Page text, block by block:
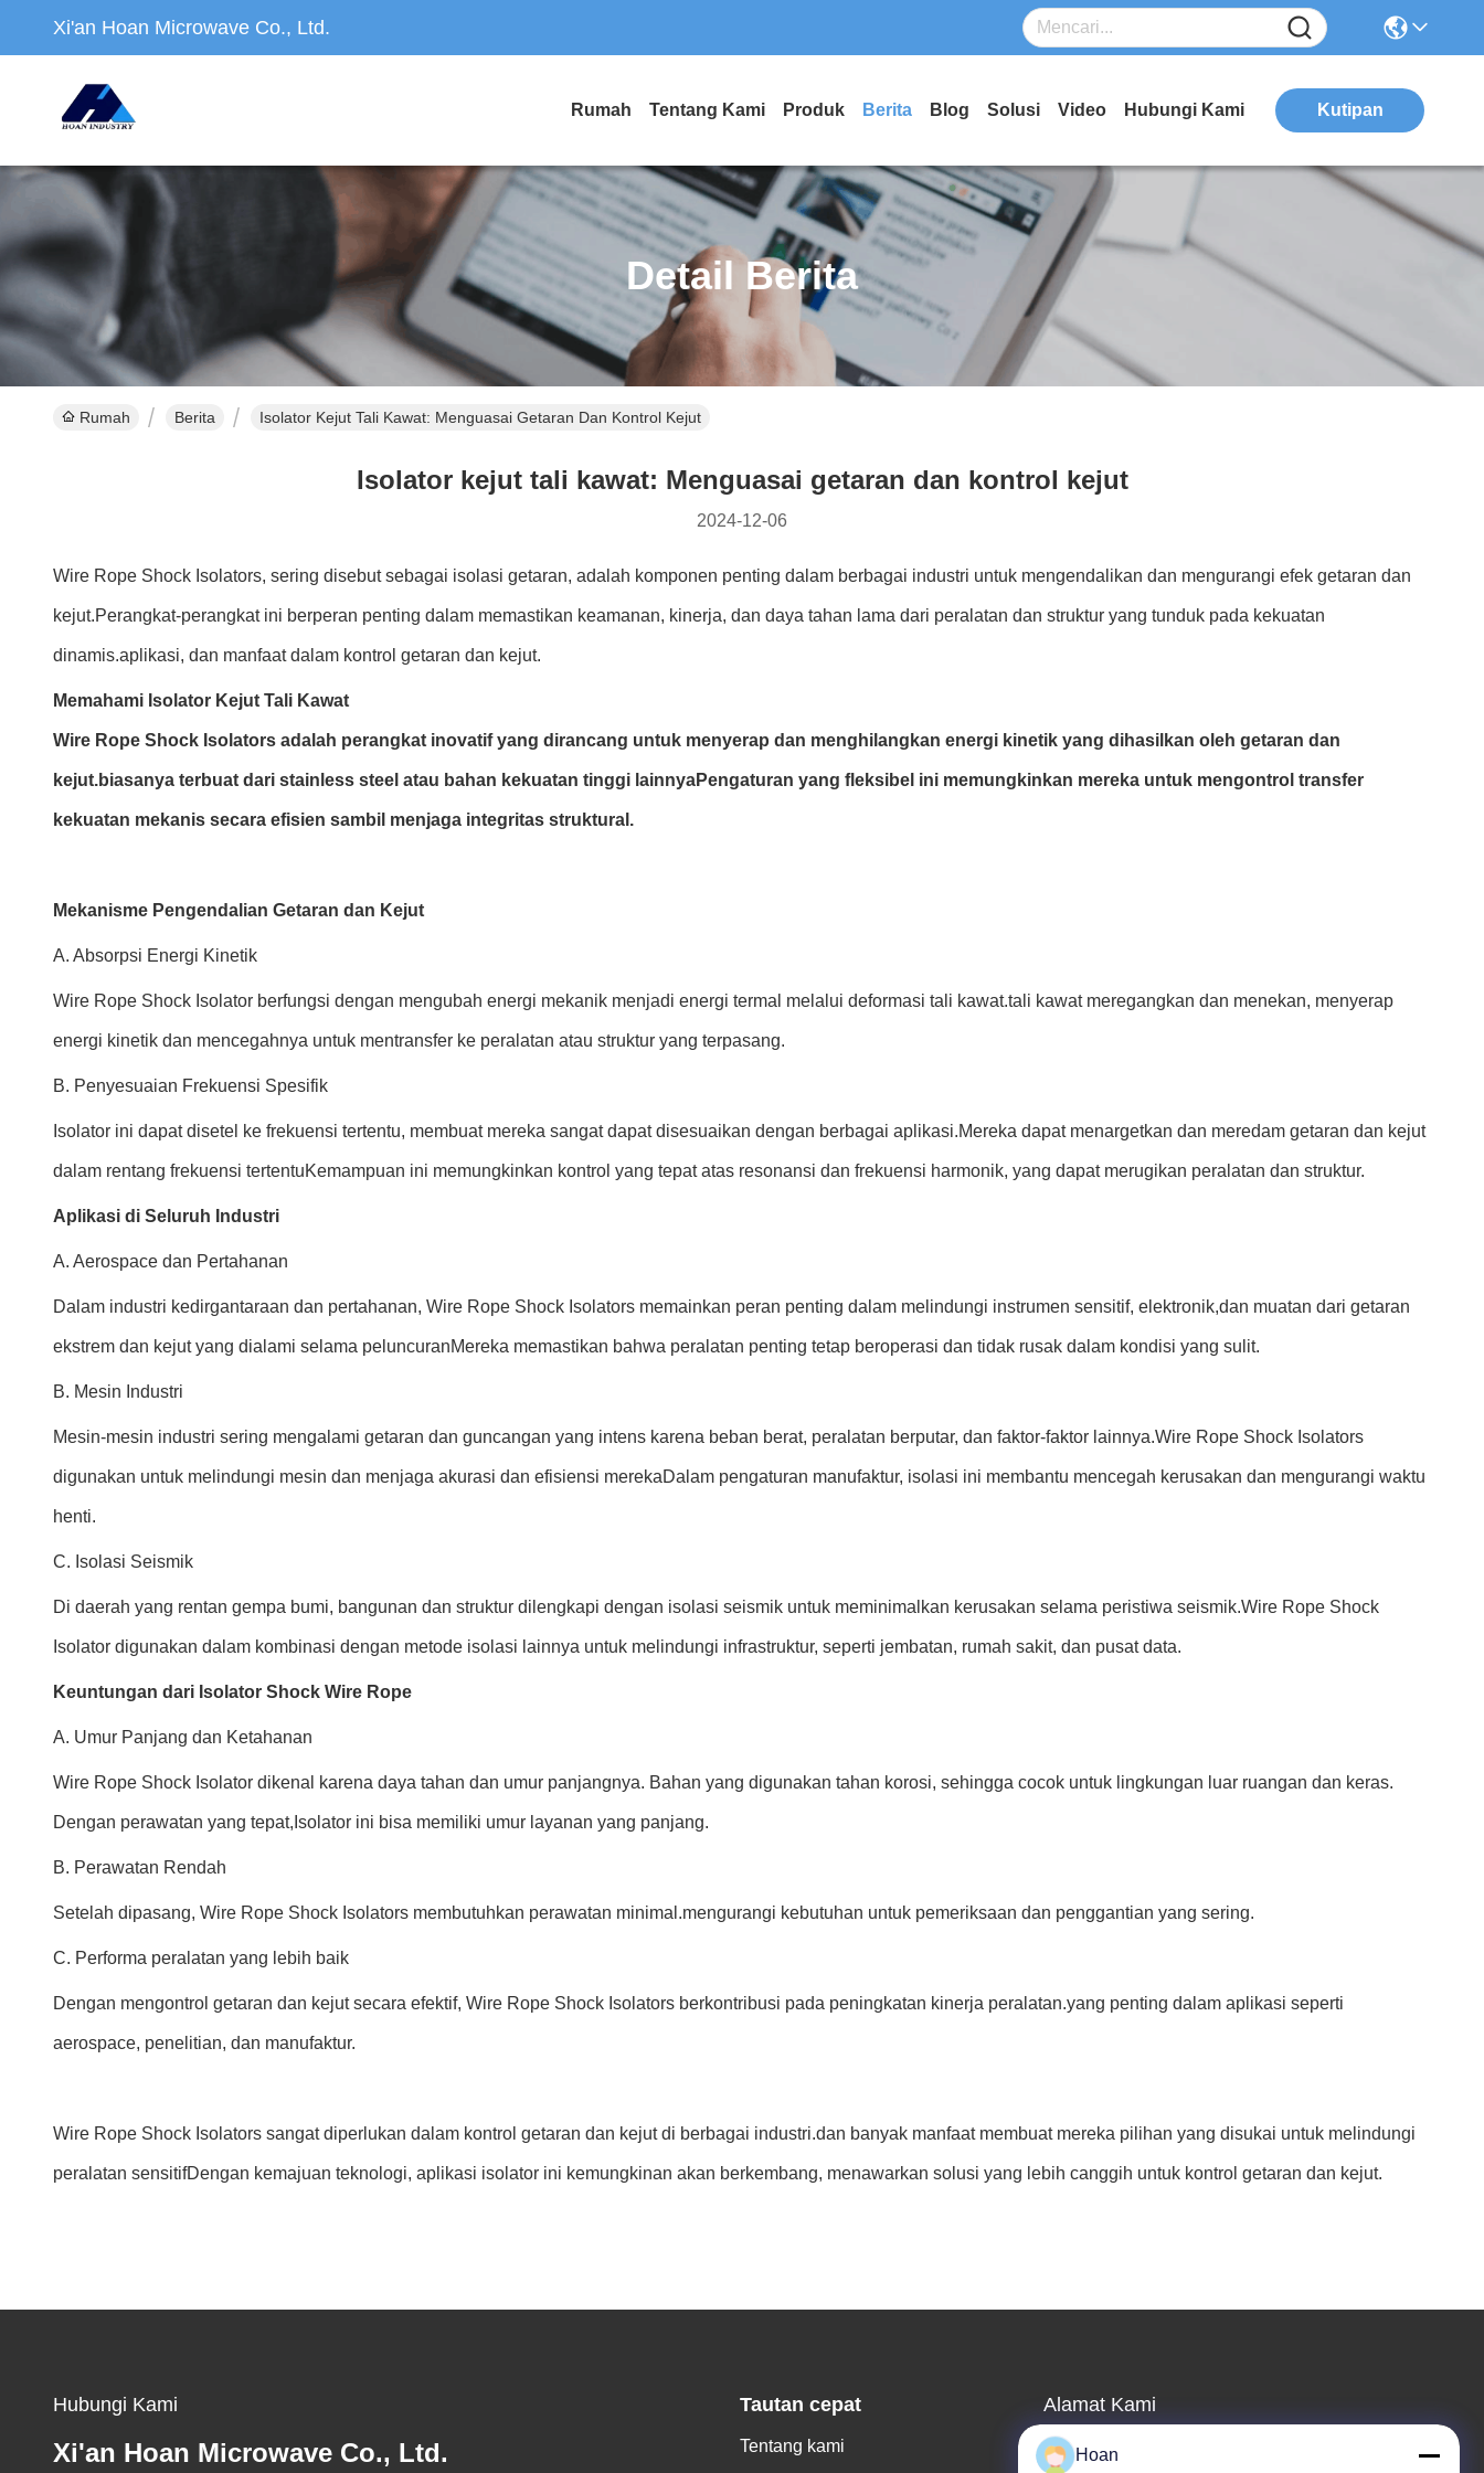
Xi'an Hoan Microwave Co., Ltd.
Rumah Tentang Kami Produk Berita Blog Solusi Video Hubungi Kami Kutipan
Detail Berita
Rumah Berita Isolator Kejut Tali Kawat: Menguasai Getaran Dan Kontrol Kejut
Isolator kejut tali kawat: Menguasai getaran dan kontrol kejut
2024-12-06
Wire Rope Shock Isolators, sering disebut sebagai isolasi getaran, adalah komponen penting dalam berbagai industri untuk mengendalikan dan mengurangi efek getaran dan
kejut.Perangkat-perangkat ini berperan penting dalam memastikan keamanan, kinerja, dan daya tahan lama dari peralatan dan struktur yang tunduk pada kekuatan
dinamis.aplikasi, dan manfaat dalam kontrol getaran dan kejut.
Memahami Isolator Kejut Tali Kawat
Wire Rope Shock Isolators adalah perangkat inovatif yang dirancang untuk menyerap dan menghilangkan energi kinetik yang dihasilkan oleh getaran dan
kejut.biasanya terbuat dari stainless steel atau bahan kekuatan tinggi lainnyaPengaturan yang fleksibel ini memungkinkan mereka untuk mengontrol transfer
kekuatan mekanis secara efisien sambil menjaga integritas struktural.
Mekanisme Pengendalian Getaran dan Kejut
A. Absorpsi Energi Kinetik
Wire Rope Shock Isolator berfungsi dengan mengubah energi mekanik menjadi energi termal melalui deformasi tali kawat.tali kawat meregangkan dan menekan, menyerap
energi kinetik dan mencegahnya untuk mentransfer ke peralatan atau struktur yang terpasang.
B. Penyesuaian Frekuensi Spesifik
Isolator ini dapat disetel ke frekuensi tertentu, membuat mereka sangat dapat disesuaikan dengan berbagai aplikasi.Mereka dapat menargetkan dan meredam getaran dan kejut
dalam rentang frekuensi tertentuKemampuan ini memungkinkan kontrol yang tepat atas resonansi dan frekuensi harmonik, yang dapat merugikan peralatan dan struktur.
Aplikasi di Seluruh Industri
A. Aerospace dan Pertahanan
Dalam industri kedirgantaraan dan pertahanan, Wire Rope Shock Isolators memainkan peran penting dalam melindungi instrumen sensitif, elektronik,dan muatan dari getaran
ekstrem dan kejut yang dialami selama peluncuranMereka memastikan bahwa peralatan penting tetap beroperasi dan tidak rusak dalam kondisi yang sulit.
B. Mesin Industri
Mesin-mesin industri sering mengalami getaran dan guncangan yang intens karena beban berat, peralatan berputar, dan faktor-faktor lainnya.Wire Rope Shock Isolators
digunakan untuk melindungi mesin dan menjaga akurasi dan efisiensi merekaDalam pengaturan manufaktur, isolasi ini membantu mencegah kerusakan dan mengurangi waktu
henti.
C. Isolasi Seismik
Di daerah yang rentan gempa bumi, bangunan dan struktur dilengkapi dengan isolasi seismik untuk meminimalkan kerusakan selama peristiwa seismik.Wire Rope Shock
Isolator digunakan dalam kombinasi dengan metode isolasi lainnya untuk melindungi infrastruktur, seperti jembatan, rumah sakit, dan pusat data.
Keuntungan dari Isolator Shock Wire Rope
A. Umur Panjang dan Ketahanan
Wire Rope Shock Isolator dikenal karena daya tahan dan umur panjangnya. Bahan yang digunakan tahan korosi, sehingga cocok untuk lingkungan luar ruangan dan keras.
Dengan perawatan yang tepat,Isolator ini bisa memiliki umur layanan yang panjang.
B. Perawatan Rendah
Setelah dipasang, Wire Rope Shock Isolators membutuhkan perawatan minimal.mengurangi kebutuhan untuk pemeriksaan dan penggantian yang sering.
C. Performa peralatan yang lebih baik
Dengan mengontrol getaran dan kejut secara efektif, Wire Rope Shock Isolators berkontribusi pada peningkatan kinerja peralatan.yang penting dalam aplikasi seperti
aerospace, penelitian, dan manufaktur.
Wire Rope Shock Isolators sangat diperlukan dalam kontrol getaran dan kejut di berbagai industri.dan banyak manfaat membuat mereka pilihan yang disukai untuk melindungi
peralatan sensitifDengan kemajuan teknologi, aplikasi isolator ini kemungkinan akan berkembang, menawarkan solusi yang lebih canggih untuk kontrol getaran dan kejut.
Hubungi Kami
Xi'an Hoan Microwave Co., Ltd.
Tautan cepat
Tentang kami
Alamat Kami
Alamat perusahaan
Hoan